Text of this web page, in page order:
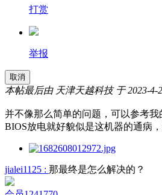
打赏
举报
取消
本帖最后由 天津天越科技 于 2023-4-
并不像那么简单的问题，可以参考我
BIOS放电就好貌似是这机器的通病
jialei1125 : 那最终是怎么解决的？